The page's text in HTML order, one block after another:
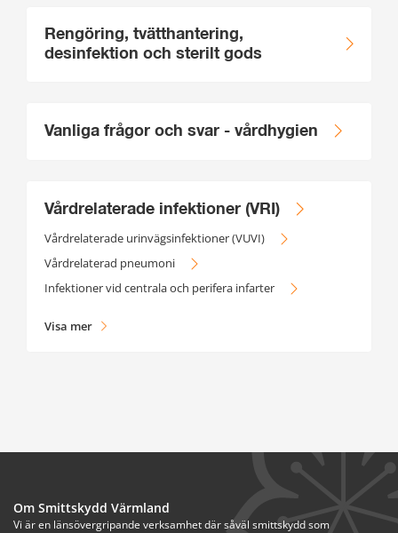
Rengöring, tvätthantering,
desinfektion och sterilt gods
Vanliga frågor och svar - vårdhygien
Vårdrelaterade infektioner (VRI)
Vårdrelaterade urinvägsinfektioner (VUVI)
Vårdrelaterad pneumoni
Infektioner vid centrala och perifera infarter
Visa mer
Om Smittskydd Värmland
Vi är en länsövergripande verksamhet där såväl smittskydd som